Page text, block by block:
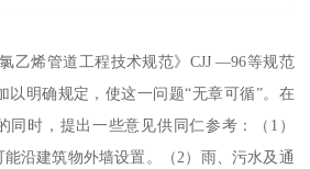
乙烯管道工程技术规范》CJJ —96等规范
以明确规定，使这一问题“无章可循”。在
同时，提出一些意见供同仁参考：（1）
沿建筑物外墙设置。（2）雨、污水及通